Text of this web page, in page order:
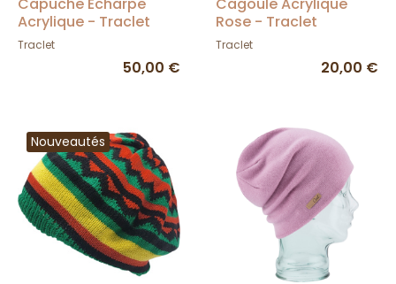
Acrylique - Traclet
Traclet
50,00 €
Rose - Traclet
Traclet
20,00 €
Nouveautés